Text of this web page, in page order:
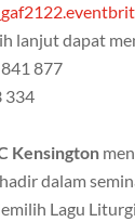
lanjut dapat
877
334
Kensington
dalam
Lagu